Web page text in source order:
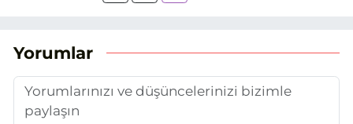
adım attım.
Yorumlar